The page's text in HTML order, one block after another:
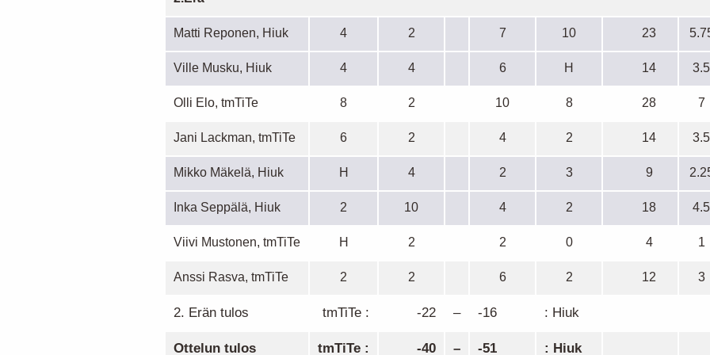
Matti Reponen, Hiuk 4 2 7 10 23
Ville Musku, Hiuk 4 4 6 H 14 3.5
Olli Elo, tmTiTe 8 2 10 8 28 7
Jani Lackman, tmTiTe 6 2 4 2 14 3.5
Mikko Mäkelä, Hiuk H 4 2 3 9
Inka Seppälä, Hiuk 2 10 4 2 18 4.5
Viivi Mustonen, tmTiTe H 2 2 0 4 1
Anssi Rasva, tmTiTe 2 2 6 2 12 3
2. Erän tulos tmTiTe : -22 – -16 : Hiuk
Ottelun tulos tmTiTe : -40 – -51 : Hiuk